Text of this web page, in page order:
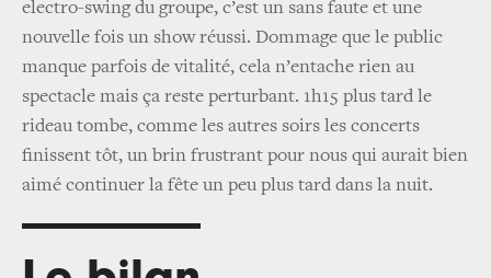
electro-swing du groupe, c’est un sans faute et une
nouvelle fois un show réussi. Dommage que le public
manque parfois de vitalité, cela n’entache rien au
spectacle mais ça reste perturbant. 1h15 plus tard le
rideau tombe, comme les autres soirs les concerts
finissent tôt, un brin frustrant pour nous qui aurait bien
aimé continuer la fête un peu plus tard dans la nuit.